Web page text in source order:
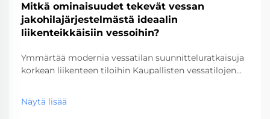
Mitkä ominaisuudet tekevät vessan
jakohilajärjestelmästä ideaalin
liikenteikkäisiin vessoihin?
Ymmärtää modernia vessatilan suunnitteluratkaisuja
korkean liikenteen tiloihin Kaupallisten vessatilojen
varrella, ja vessakoppijärjestelmät ovat nousseet
tärkeäksi komponentiksi korkean liikenteen tiloissa.
Näytä lisää